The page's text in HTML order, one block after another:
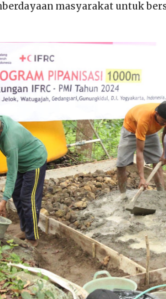
masyarakat untuk